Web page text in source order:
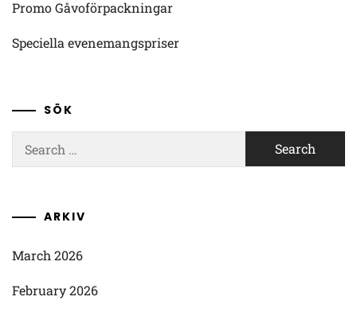
Promo Gåvoförpackningar
Speciella evenemangspriser
SÖK
for:
ARKIV
March 2026
February 2026